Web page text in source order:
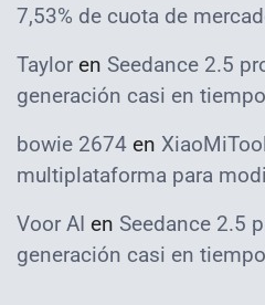
7,53% de cuota de
Taylor en Seedance 2.5
generación casi en
bowie 2674 en
multiplataforma para
Voor AI en Seedance 2.5
generación casi en